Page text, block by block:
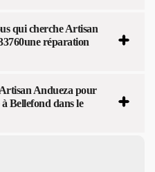
qui cherche Artisan
réparation
Andueza pour
Bellefond dans le